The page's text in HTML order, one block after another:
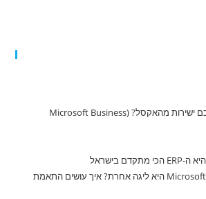
איך לנהל את ה-ERP שלכם ישירות מהאקסל? (Microsoft Business
למה Microsoft Business Central היא ליגה אחרת? איך עושים התאמת